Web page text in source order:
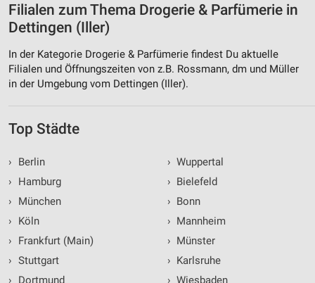
Filialen zum Thema Drogerie & Parfümerie in
Dettingen (Iller)
In der Kategorie Drogerie & Parfümerie findest Du aktuelle
Filialen und Öffnungszeiten von z.B. Rossmann, dm und Müller
in der Umgebung vom Dettingen (Iller).
Top Städte
›
Berlin
›
Hamburg
›
München
›
Köln
›
Frankfurt (Main)
› Stuttgart
›
Dortmund
› Wuppertal
› Bielefeld
› Bonn
› Mannheim
› Münster
› Karlsruhe
› Wiesbaden